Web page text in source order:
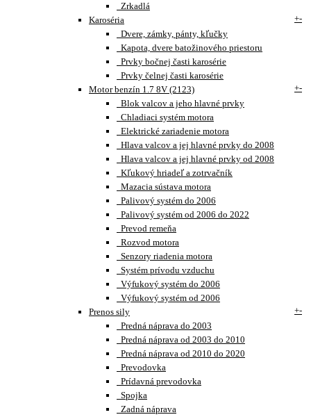
Zrkadlá
Karoséria
+-
Dvere, zámky, pánty, kľučky
Kapota, dvere batožinového priestoru
Prvky bočnej časti karosérie
Prvky čelnej časti karosérie
Motor benzín 1.7 8V (2123)
+-
Blok valcov a jeho hlavné prvky
Chladiaci systém motora
Elektrické zariadenie motora
Hlava valcov a jej hlavné prvky do 2008
Hlava valcov a jej hlavné prvky od 2008
Kľukový hriadeľ a zotrvačník
Mazacia sústava motora
Palivový systém do 2006
Palivový systém od 2006 do 2022
Prevod remeňa
Rozvod motora
Senzory riadenia motora
Systém prívodu vzduchu
Výfukový systém do 2006
Výfukový systém od 2006
Prenos sily
+-
Predná náprava do 2003
Predná náprava od 2003 do 2010
Predná náprava od 2010 do 2020
Prevodovka
Prídavná prevodovka
Spojka
Zadná náprava